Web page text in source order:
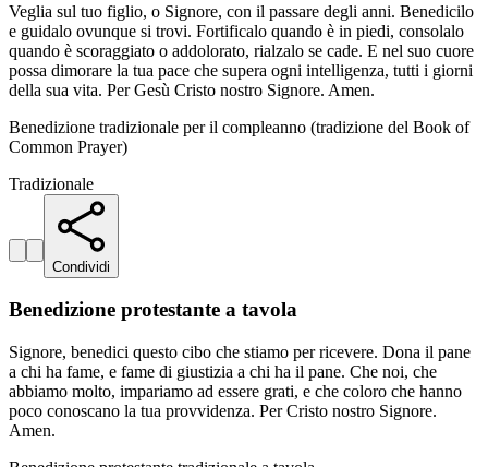
Veglia sul tuo figlio, o Signore, con il passare degli anni. Benedicilo
e guidalo ovunque si trovi. Fortificalo quando è in piedi, consolalo
quando è scoraggiato o addolorato, rialzalo se cade. E nel suo cuore
possa dimorare la tua pace che supera ogni intelligenza, tutti i giorni
della sua vita. Per Gesù Cristo nostro Signore. Amen.
Benedizione tradizionale per il compleanno (tradizione del Book of
Common Prayer)
Tradizionale
Condividi
Benedizione protestante a tavola
Signore, benedici questo cibo che stiamo per ricevere. Dona il pane
a chi ha fame, e fame di giustizia a chi ha il pane. Che noi, che
abbiamo molto, impariamo ad essere grati, e che coloro che hanno
poco conoscano la tua provvidenza. Per Cristo nostro Signore.
Amen.